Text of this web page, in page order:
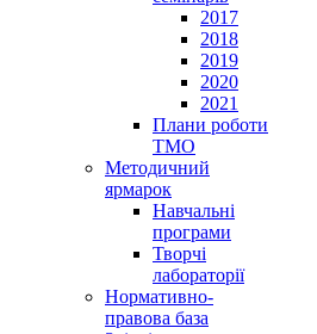
2017
2018
2019
2020
2021
Плани роботи
ТМО
Методичний
ярмарок
Навчальні
програми
Творчі
лабораторії
Нормативно-
правова база